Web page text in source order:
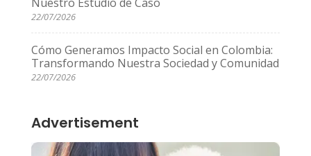
22/07/2026
Cómo Generamos Impacto Social en Colombia:
Transformando Nuestra Sociedad y Comunidad
22/07/2026
Advertisement